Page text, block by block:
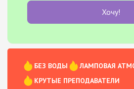
Хочу!
БЕЗ ВОДЫ
ЛАМПОВАЯ
КРУТЫЕ ПРЕПОДАВАТЕЛИ